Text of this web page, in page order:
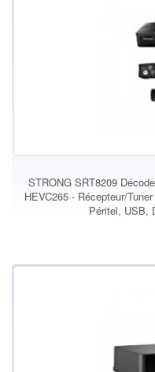
STRONG SRT8209
HEVC265 - Récepteur/
Péritel, USB,